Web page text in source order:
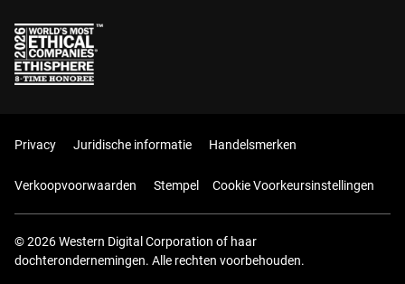
Privacy Juridische informatie Handelsmerken
Verkoopvoorwaarden Stempel Cookie Voorkeursinstellingen
© 2026 Western Digital Corporation of haar
dochterondernemingen. Alle rechten voorbehouden.